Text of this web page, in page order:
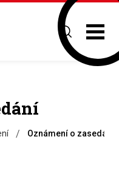
/ Oznámení o zasedání